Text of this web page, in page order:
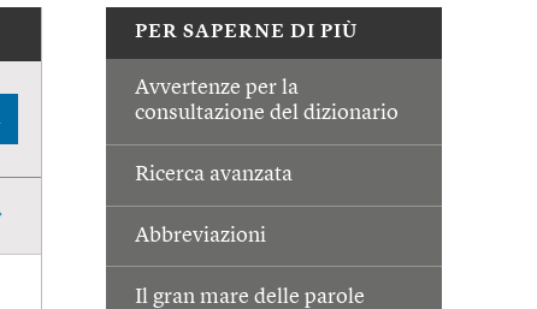
PER SAPERNE DI PIÙ
Avvertenze per la
consultazione del dizionario
Ricerca avanzata
Abbreviazioni
Il gran mare delle parole